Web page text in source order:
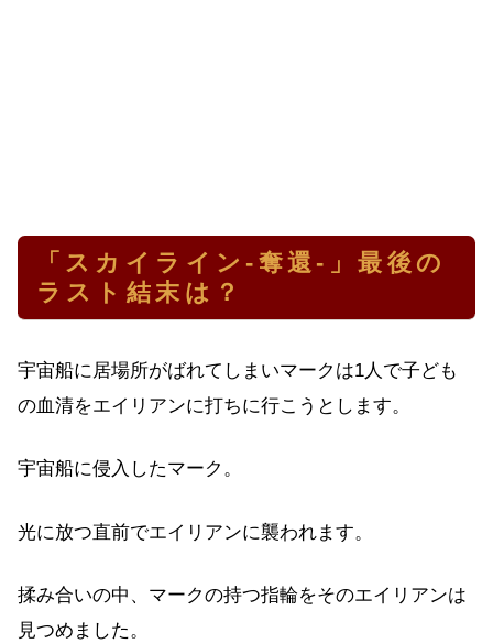
「スカイライン-奪還-」最後の
ラスト結末は？
宇宙船に居場所がばれてしまいマークは1人で子ども
の血清をエイリアンに打ちに行こうとします。
宇宙船に侵入したマーク。
光に放つ直前でエイリアンに襲われます。
揉み合いの中、マークの持つ指輪をそのエイリアンは
見つめました。